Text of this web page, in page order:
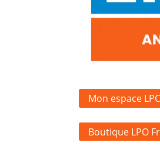
Mon espace
Boutique LPO